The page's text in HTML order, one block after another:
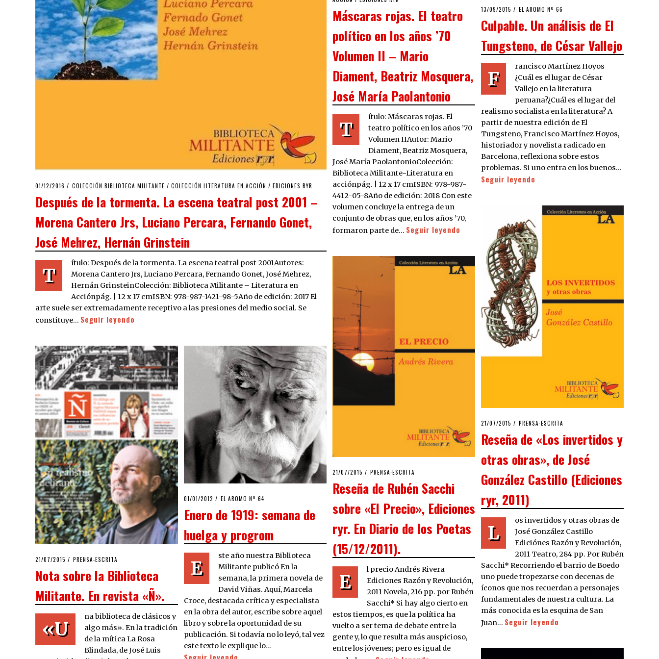
POSTED
01/12/2016 09/12/2019
COLECCIÓN BIBLIOTECA MILITANTE / COLECCIÓN LITERATURA EN ACCIÓN / EDICIONES RYR
Después de la tormenta. La escena teatral post 2001 –
Morena Cantero Jrs, Luciano Percara, Fernando Gonet,
José Mehrez, Hernán Grinstein
T
ítulo: Después de la tormenta. La escena teatral post 2001Autores:
Morena Cantero Jrs, Luciano Percara, Fernando Gonet, José Mehrez,
Hernán GrinsteinColección: Biblioteca Militante – Literatura en
Acciónpág. | 12 x 17 cmISBN: 978-987-1421-98-5Año de edición: 2017 El
arte suele ser extremadamente receptivo a las presiones del medio social. Se
constituye… Seguir leyendo
Máscaras rojas. El teatro
político en los años ’70
Volumen II – Mario
Diament, Beatriz Mosquera,
José María Paolantonio
T
ítulo: Máscaras rojas. El
teatro político en los años ’70
Volumen IIAutor: Mario
Diament, Beatriz Mosquera,
José María PaolantonioColección:
Biblioteca Militante-Literatura en
acciónpág. | 12 x 17 cmISBN: 978-987-
4412-05-8Año de edición: 2018 Con este
volumen concluye la entrega de un
conjunto de obras que, en los años ’70,
formaron parte de… Seguir leyendo
POSTED
13/09/2015 EL AROMO Nº 66
Culpable. Un análisis de El
Tungsteno, de César Vallejo
F
rancisco Martínez Hoyos
¿Cuál es el lugar de César
Vallejo en la literatura
peruana?¿Cuál es el lugar del
realismo socialista en la literatura? A
partir de nuestra edición de El
Tungsteno, Francisco Martínez Hoyos,
historiador y novelista radicado en
Barcelona, reflexiona sobre estos
problemas. Si uno entra en los buenos…
Seguir leyendo
POSTED
21/07/2015 PRENSA-ESCRITA
Reseña de «Los invertidos y
otras obras», de José
González Castillo (Ediciones
ryr, 2011)
L
os invertidos y otras obras de
José González Castillo
Ediciónes Razón y Revolución,
2011 Teatro, 284 pp. Por Rubén
Sacchi* Recorriendo el barrio de Boedo
uno puede tropezarse con decenas de
íconos que nos recuerdan a personajes
fundamentales de nuestra cultura. La
más conocida es la esquina de San
Juan… Seguir leyendo
POSTED
21/07/2015 PRENSA-ESCRITA
Reseña de Rubén Sacchi
sobre «El Precio», Ediciones
ryr. En Diario de los Poetas
(15/12/2011).
E
l precio Andrés Rivera
Ediciones Razón y Revolución,
2011 Novela, 216 pp. por Rubén
Sacchi* Si hay algo cierto en
estos tiempos, es que la política ha
vuelto a ser tema de debate entre la
gente y, lo que resulta más auspicioso,
entre los jóvenes; pero es igual de
POSTED
21/07/2015 21/07/2015
PRENSA-ESCRITA
Nota sobre la Biblioteca
Militante. En revista «Ñ».
«U
na biblioteca de clásicos y
algo más». En la tradición
de la mítica La Rosa
Blindada, de José Luis
POSTED
01/01/2012 24/09/2020
EL AROMO Nº 64
Enero de 1919: semana de
huelga y progrom
E
ste año nuestra Biblioteca
Militante publicó En la
semana, la primera novela de
David Viñas. Aquí, Marcela
Croce, destacada crítica y especialista
en la obra del autor, escribe sobre aquel
libro y sobre la oportunidad de su
publicación. Si todavía no lo leyó, tal vez
este texto le explique lo…